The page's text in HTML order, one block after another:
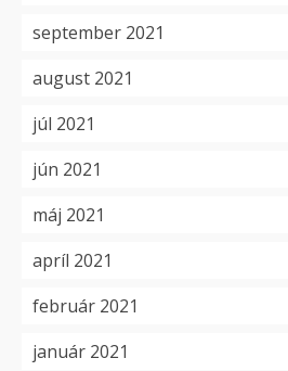
september 2021
august 2021
júl 2021
jún 2021
máj 2021
apríl 2021
február 2021
január 2021